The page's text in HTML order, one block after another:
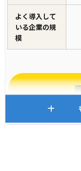
よく導入して
いる企業の規
模